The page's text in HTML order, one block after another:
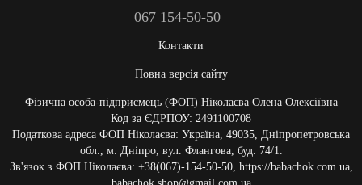
067 154-50-50
Контакти
Повна версія сайту
Фізична особа-підприємець (ФОП) Ніколаєва Олена Олексіївна
Код за ЄДРПОУ: 2491100708
Податкова адреса ФОП Ніколаєва: Україна, 49035, Дніпропетровська
обл., м. Дніпро, вул. Флангова, буд. 74/1.
Зв'язок з ФОП Ніколаєва: +38(067)-154-50-50, https://babachok.com.ua,